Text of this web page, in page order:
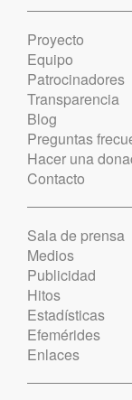
Proyecto
Equipo
Patrocinadores
Transparencia
Blog
Preguntas
Hacer una
Contacto
Sala de prensa
Medios
Publicidad
Hitos
Estadísticas
Efemérides
Enlaces